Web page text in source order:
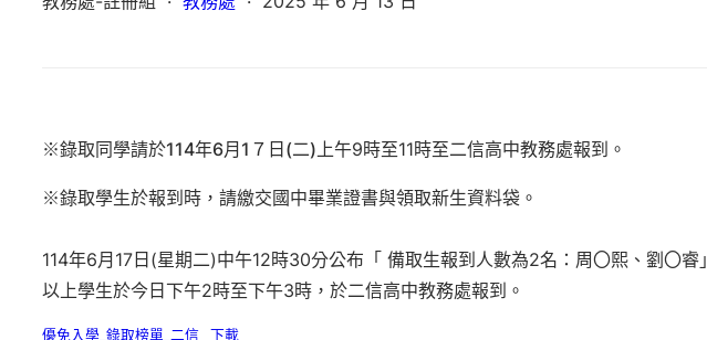
※錄取同學請於114年6月1７日(二)上午9時至11時至二信高中教務處報到。
※錄取學生於報到時，請繳交國中畢業證書與領取新生資料袋 。
114年6月17日(星期二)中午12時30分公布「 備取生報到人數為2名：周〇熙、劉〇睿」
以上學生於今日下午2時至下午3時，於二信高中教務處報到。
優免入學_錄取榜單_二信
下載